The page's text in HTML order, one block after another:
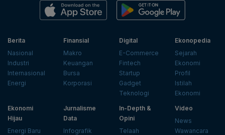
Berita
Nasional
Industri
Internasional
Energi
Finansial
Makro
Keuangan
Bursa
Korporasi
Digital
E-Commerce
Fintech
Startup
Gadget
Teknologi
Ekonopedia
Sejarah
Ekonomi
Profil
Istilah
Ekonomi
Ekonomi
Hijau
Energi Baru
Jurnalisme
Data
Infografik
In-Depth &
Opini
Telaah
Video
News
Wawancara